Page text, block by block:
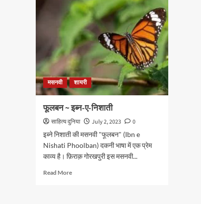
मसनवी शायरी
फूलबन ~ इब्न-ए-निशाती
साहित्य दुनिया July 2, 2023
0
इब्ने निशाती की मसनवी "फूलबन" (Ibn e
Nishati Phoolban) दकनी भाषा में एक प्रेम
काव्य है। फ़िराक़ गोरखपुरी इस मसनवी...
Read MoreRead